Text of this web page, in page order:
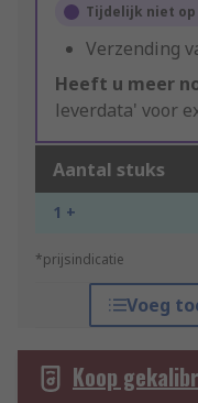
Tijdelijk niet
Verzending
Heeft u meer
leverdata' voor
Aantal stuks
1 +
*prijsindicatie
Voeg
Koop